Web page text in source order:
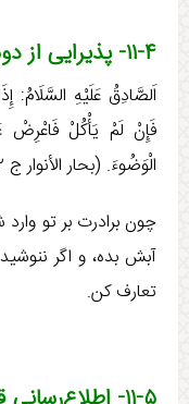
۱۱-۴- پذیرایی از دوست
اَلصَّادِقُ عَلَيْهِ
فَإِنْ لَمْ يَأْكُلْ فَاعْرِضْ
الْوَضُوءَ. (بحار الأنوار ج ‏۷۲ ص ۴۵۷)
چون برادرت بر تو
آبش بده، و اگر
تعارف کن.